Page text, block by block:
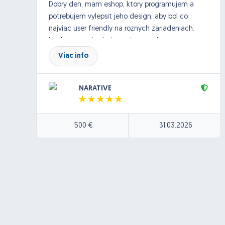
Dobry den, mam eshop, ktory programujem a
potrebujem vylepsit jeho design, aby bol co
najviac user friendly na roznych zariadeniach.
potrebujem teda UX poradenstvo a navrh.
Dolezite su skusenosti.
Viac info
NARATIVE
500 € 31.03.2026